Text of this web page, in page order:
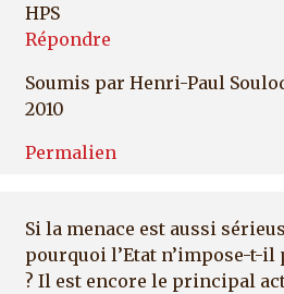
HPS
Répondre
Soumis par Henri-Paul
2010
Permalien
Si la menace est aussi
pourquoi l’Etat n’impose-t-il
? Il est encore le principal